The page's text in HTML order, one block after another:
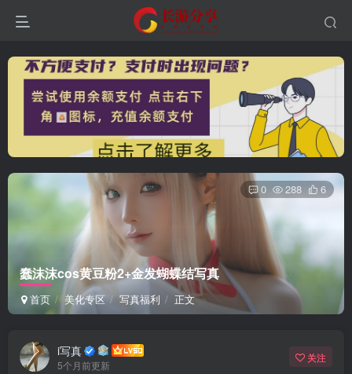
蠢沫沫cos黄豆粉2+金发蝴蝶结写真
首页 美化专区 写真福利 正文
0 288 6
i写真
5个月前更新
关注